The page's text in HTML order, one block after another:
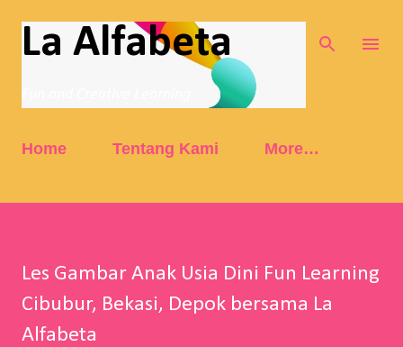
Skip to main content
La Alfabeta
Home Tentang Kami More…
Les Gambar Anak Usia Dini Fun Learning
Cibubur, Bekasi, Depok bersama La
Alfabeta